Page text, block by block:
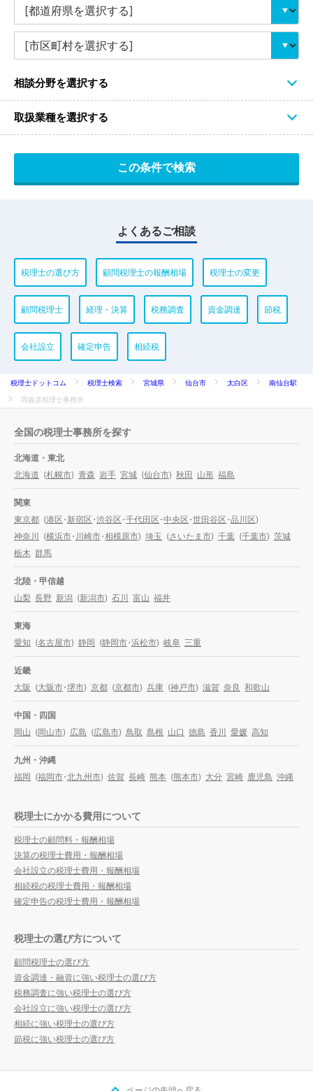
相談分野を選択する
取扱業種を選択する
よくあるご相談
税理士の選び方 顧問税理士の報酬相場 税理士の変更
顧問税理士 経理・決算 税務調査 資金調達 節税
会社設立 確定申告 相続税
税理士ドットコム 税理士検索 宮城県 仙台市 太白区
南仙台駅
岡義彦税理士事務所
全国の税理士事務所を探す
北海道・東北
北海道 (札幌市) 青森 岩手 宮城 (仙台市) 秋田 山形 福島
関東
東京都 (港区・新宿区・渋谷区・千代田区・中央区・世田谷区・品川区)
神奈川 (横浜市・川崎市・相模原市) 埼玉 (さいたま市) 千葉 (千葉市) 茨城
栃木 群馬
北陸・甲信越
山梨 長野 新潟 (新潟市) 石川 富山 福井
東海
愛知 (名古屋市) 静岡 (静岡市・浜松市) 岐阜 三重
近畿
大阪 (大阪市・堺市) 京都 (京都市) 兵庫 (神戸市) 滋賀 奈良 和歌山
中国・四国
岡山 (岡山市) 広島 (広島市) 鳥取 島根 山口 徳島 香川 愛媛 高知
九州・沖縄
福岡 (福岡市・北九州市) 佐賀 長崎 熊本 (熊本市) 大分 宮崎 鹿児島 沖縄
税理士にかかる費用について
税理士の顧問料・報酬相場
決算の税理士費用・報酬相場
会社設立の税理士費用・報酬相場
相続税の税理士費用・報酬相場
確定申告の税理士費用・報酬相場
税理士の選び方について
顧問税理士の選び方
資金調達・融資に強い税理士の選び方
税務調査に強い税理士の選び方
会社設立に強い税理士の選び方
相続に強い税理士の選び方
節税に強い税理士の選び方